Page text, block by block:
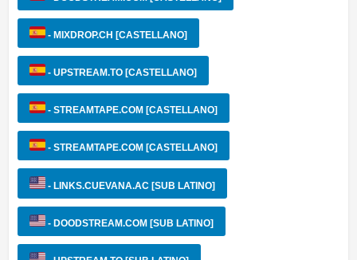
- MIXDROP.CH [CASTELLANO]
- UPSTREAM.TO [CASTELLANO]
- STREAMTAPE.COM [CASTELLANO]
- STREAMTAPE.COM [CASTELLANO]
- LINKS.CUEVANA.AC [SUB LATINO]
- DOODSTREAM.COM [SUB LATINO]